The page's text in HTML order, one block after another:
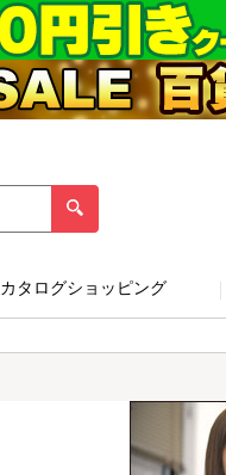
カタログショッピング